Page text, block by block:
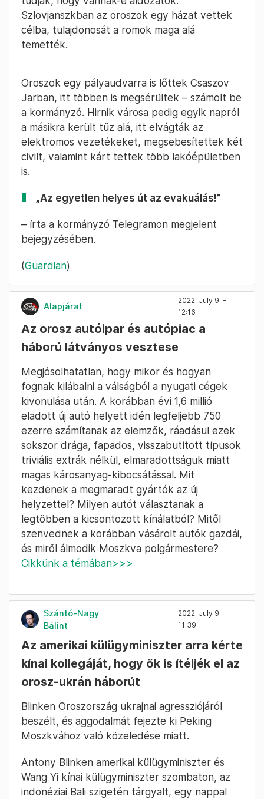
Szlovjanszkban az oroszok egy házat vettek
célba, tulajdonosát a romok maga alá
temették.
Oroszok egy pályaudvarra is lőttek Csaszov
Jarban, itt többen is megsérültek – számolt be
a kormányzó. Hirnik városa pedig egyik napról
a másikra került tűz alá, itt elvágták az
elektromos vezetékeket, megsebesítettek két
civilt, valamint kárt tettek több lakóépületben
is.
„Az egyetlen helyes út az evakuálás!”
– írta a kormányzó Telegramon megjelent
bejegyzésében.
(Guardian)
Alapjárat
2022. July 9. –
12:16
Az orosz autóipar és autópiac a
háború látványos vesztese
Megjósolhatatlan, hogy mikor és hogyan
fognak kilábalni a válságból a nyugati cégek
kivonulása után. A korábban évi 1,6 millió
eladott új autó helyett idén legfeljebb 750
ezerre számítanak az elemzők, ráadásul ezek
sokszor drága, fapados, visszabutított típusok
triviális extrák nélkül, elmaradottságuk miatt
magas károsanyag-kibocsátással. Mit
kezdenek a megmaradt gyártók az új
helyzettel? Milyen autót választanak a
legtöbben a kicsontozott kínálatból? Mitől
szenvednek a korábban vásárolt autók gazdái,
és miről álmodik Moszkva polgármestere?
Cikkünk a témában>>>
Szántó-Nagy
Bálint
2022. July 9. –
11:39
Az amerikai külügyminiszter arra kérte
kínai kollegáját, hogy ők is ítéljék el az
orosz-ukrán háborút
Blinken Oroszország ukrajnai agressziójáról
beszélt, és aggodalmát fejezte ki Peking
Moszkvához való közeledése miatt.
Antony Blinken amerikai külügyminiszter és
Wang Yi kínai külügyminiszter szombaton, az
indonéziai Bali szigetén tárgyalt, egy nappal